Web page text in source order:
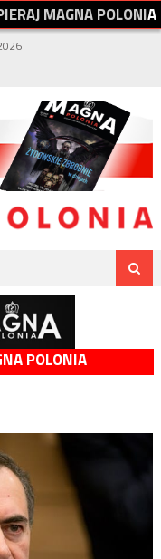
IERAJMAGNAPOLONIA
POLONIA